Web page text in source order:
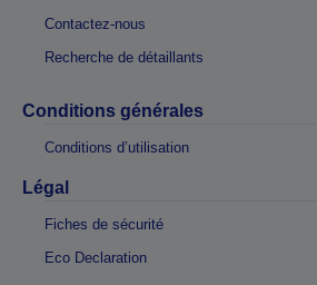
Contactez-nous
Recherche de détaillants
Conditions générales
Conditions d’utilisation
Légal
Fiches de sécurité
Eco Declaration